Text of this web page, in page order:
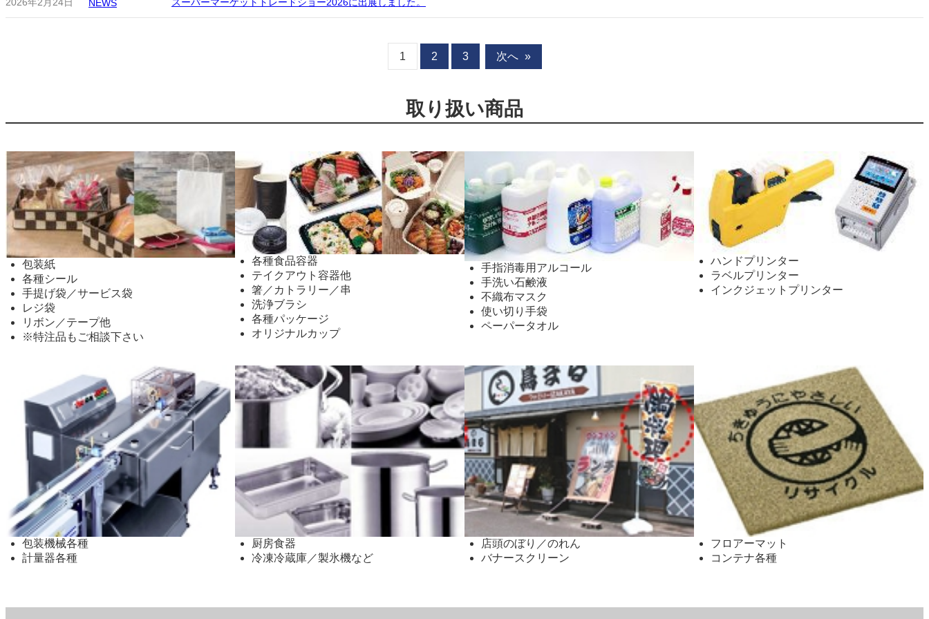
NEWS
1 2 3 次へ »
取り扱い商品
包装紙
各種シール
手提げ袋／サービス袋
レジ袋
リボン／テープ他
※特注品もご相談下さい
各種食品容器
テイクアウト容器他
箸／カトラリー／串
洗浄ブラシ
各種パッケージ
オリジナルカップ
手指消毒用アルコール
手洗い石鹸液
不織布マスク
使い切り手袋
ペーパータオル
ハンドプリンター
ラベルプリンター
インクジェットプリンター
包装機械各種
計量器各種
厨房食器
冷凍冷蔵庫／製氷機など
店頭のぼり／のれん
バナースクリーン
フロアーマット
コンテナ各種